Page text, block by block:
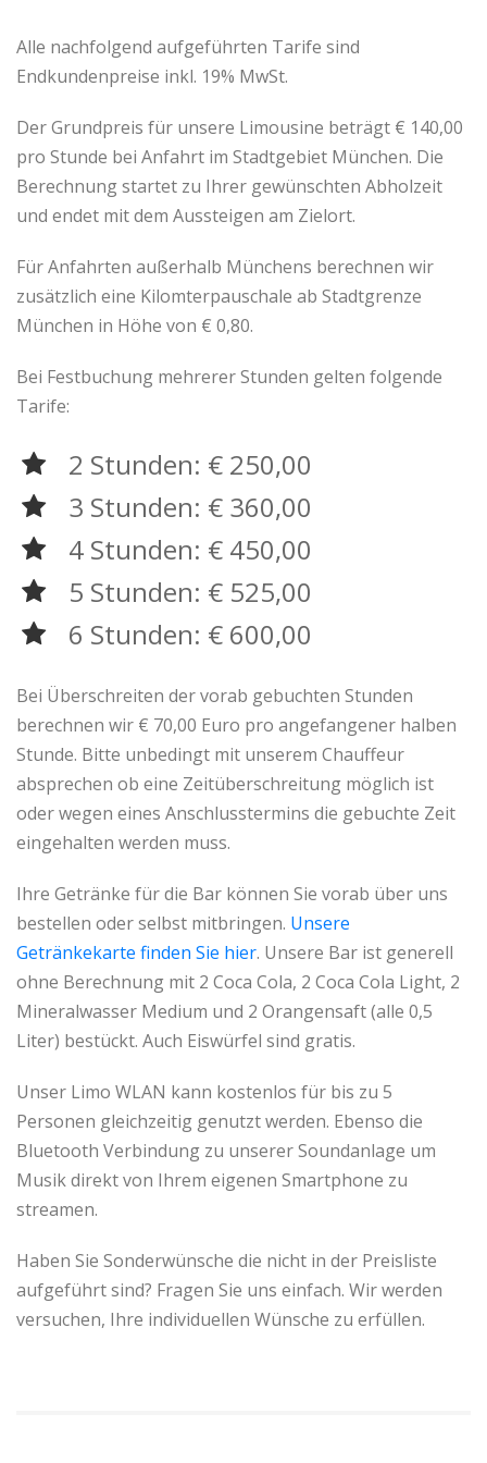
Alle nachfolgend aufgeführten Tarife sind
Endkundenpreise inkl. 19% MwSt.
Der Grundpreis für unsere Limousine beträgt € 140,00
pro Stunde bei Anfahrt im Stadtgebiet München. Die
Berechnung startet zu Ihrer gewünschten Abholzeit
und endet mit dem Aussteigen am Zielort.
Für Anfahrten außerhalb Münchens berechnen wir
zusätzlich eine Kilomterpauschale ab Stadtgrenze
München in Höhe von € 0,80.
Bei Festbuchung mehrerer Stunden gelten folgende
Tarife:
2 Stunden: € 250,00
3 Stunden: € 360,00
4 Stunden: € 450,00
5 Stunden: € 525,00
6 Stunden: € 600,00
Bei Überschreiten der vorab gebuchten Stunden
berechnen wir € 70,00 Euro pro angefangener halben
Stunde. Bitte unbedingt mit unserem Chauffeur
absprechen ob eine Zeitüberschreitung möglich ist
oder wegen eines Anschlusstermins die gebuchte Zeit
eingehalten werden muss.
Ihre Getränke für die Bar können Sie vorab über uns
bestellen oder selbst mitbringen. Unsere
Getränkekarte finden Sie hier. Unsere Bar ist generell
ohne Berechnung mit 2 Coca Cola, 2 Coca Cola Light, 2
Mineralwasser Medium und 2 Orangensaft (alle 0,5
Liter) bestückt. Auch Eiswürfel sind gratis.
Unser Limo WLAN kann kostenlos für bis zu 5
Personen gleichzeitig genutzt werden. Ebenso die
Bluetooth Verbindung zu unserer Soundanlage um
Musik direkt von Ihrem eigenen Smartphone zu
streamen.
Haben Sie Sonderwünsche die nicht in der Preisliste
aufgeführt sind? Fragen Sie uns einfach. Wir werden
versuchen, Ihre individuellen Wünsche zu erfüllen.